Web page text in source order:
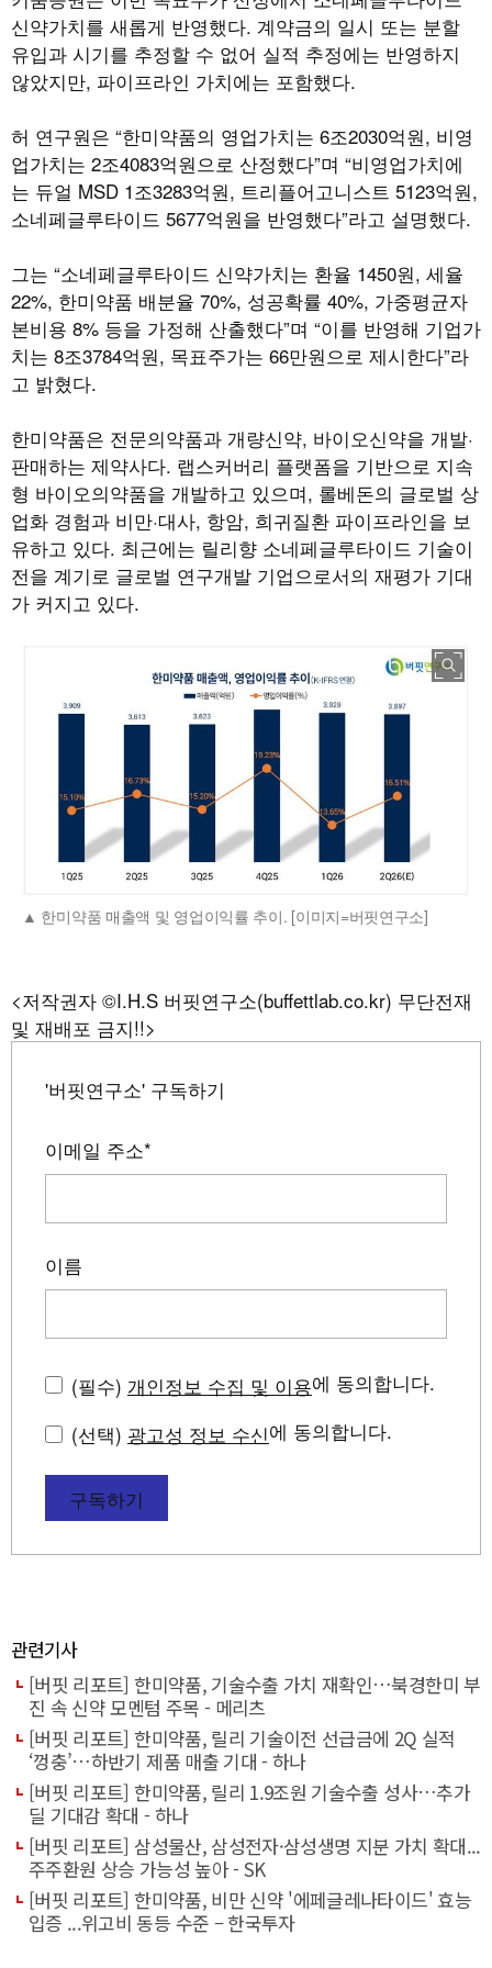
신약가치를 새롭게 반영했다. 계약금의 일시 또는 분할
유입과 시기를 추정할 수 없어 실적 추정에는 반영하지
않았지만, 파이프라인 가치에는 포함했다.
허 연구원은 “한미약품의 영업가치는 6조2030억원, 비영
업가치는 2조4083억원으로 산정했다”며 “비영업가치에
는 듀얼 MSD 1조3283억원, 트리플어고니스트 5123억원,
소네페글루타이드 5677억원을 반영했다”라고 설명했다.
그는 “소네페글루타이드 신약가치는 환율 1450원, 세율
22%, 한미약품 배분율 70%, 성공확률 40%, 가중평균자
본비용 8% 등을 가정해 산출했다”며 “이를 반영해 기업가
치는 8조3784억원, 목표주가는 66만원으로 제시한다”라
고 밝혔다.
한미약품은 전문의약품과 개량신약, 바이오신약을 개발·
판매하는 제약사다. 랩스커버리 플랫폼을 기반으로 지속
형 바이오의약품을 개발하고 있으며, 롤베돈의 글로벌 상
업화 경험과 비만·대사, 항암, 희귀질환 파이프라인을 보
유하고 있다. 최근에는 릴리향 소네페글루타이드 기술이
전을 계기로 글로벌 연구개발 기업으로서의 재평가 기대
가 커지고 있다.
한미약품 매출액 및 영업이익률 추이. [이미지=버핏연구소]
<저작권자 ©I.H.S 버핏연구소(buffettlab.co.kr) 무단전재
및 재배포 금지!!>
'버핏연구소' 구독하기
이메일 주소*
이름
(필수) 개인정보 수집 및 이용에 동의합니다.
(선택) 광고성 정보 수신에 동의합니다.
구독하기
관련기사
[버핏 리포트] 한미약품, 기술수출 가치 재확인…북경한미 부
진 속 신약 모멘텀 주목 - 메리츠
[버핏 리포트] 한미약품, 릴리 기술이전 선급금에 2Q 실적
‘껑충’…하반기 제품 매출 기대 - 하나
[버핏 리포트] 한미약품, 릴리 1.9조원 기술수출 성사…추가
딜 기대감 확대 - 하나
[버핏 리포트] 삼성물산, 삼성전자·삼성생명 지분 가치 확대...
주주환원 상승 가능성 높아 - SK
[버핏 리포트] 한미약품, 비만 신약 '에페글레나타이드' 효능
입증 ...위고비 동등 수준 – 한국투자